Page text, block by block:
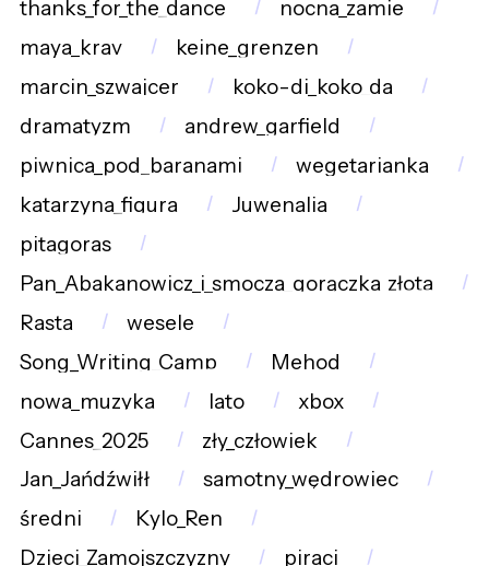
thanks_for_the_dance
nocna_zamie
maya_krav
keine_grenzen
marcin_szwajcer
koko-di_koko_da
dramatyzm
andrew_garfield
piwnica_pod_baranami
wegetarianka
katarzyna_figura
Juwenalia
pitagoras
Pan_Abakanowicz_i_smocza_gorączka_złota
Rasta
wesele
Song_Writing_Camp
Mehod
nowa_muzyka
lato
xbox
Cannes_2025
zły_człowiek
Jan_Jańdźwiłł
samotny_wędrowiec
średni
Kylo_Ren
Dzieci_Zamojszczyzny
piraci